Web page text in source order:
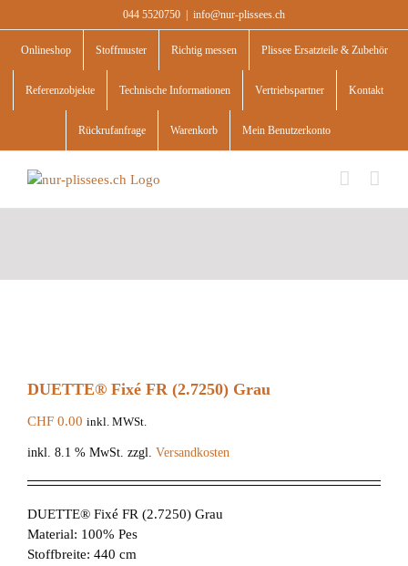
to
content
044 5520750 info@nur-plissees.ch
Onlineshop Stoffmuster Richtig messen Plissee Ersatzteile & Zubehör
Referenzobjekte Technische Informationen Vertriebspartner Kontakt
Rückrufanfrage Warenkorb Mein Benutzerkonto
DUETTE® Fixé FR (2.7250) Grau
CHF 0.00 inkl. MWSt.
inkl. 8.1 % MwSt. zzgl. Versandkosten
DUETTE® Fixé FR (2.7250) Grau
Material: 100% Pes
Stoffbreite: 440 cm